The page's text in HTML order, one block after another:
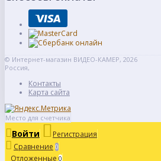
© Интернет-магазин ВИДЕО-КАМЕР, 2026
Россия,
Контакты
Карта сайта
Место для счетчика
Войти
Регистрация
Сравнение 0
Отложенные 0